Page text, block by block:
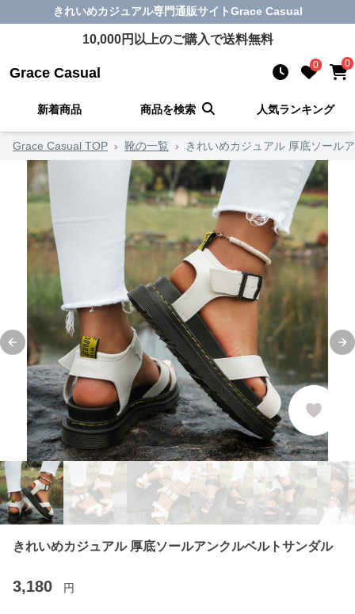
きれいめカジュアル専門通販サイトGrace Casual
10,000円以上のご購入で送料無料
Grace Casual 0 0
新着商品 商品を検索 人気ランキング
Grace Casual TOP › 靴の一覧 › きれいめカジュアル 厚底ソール
Previous slide
きれいめカジュアル 厚底ソールアンクルベルトサンダル
3,180 円